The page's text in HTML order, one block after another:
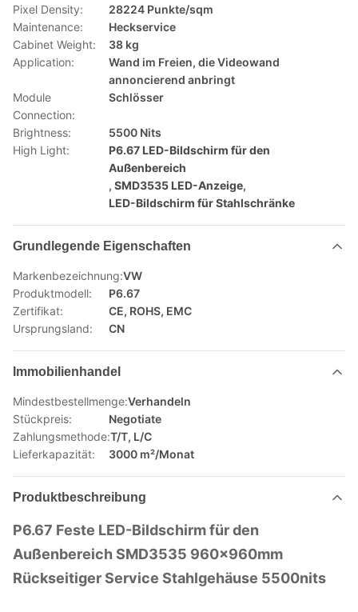
Pixel Density:
28224 Punkte/sqm
Maintenance:
Heckservice
Cabinet Weight:
38 kg
Application:
Wand im Freien, die Videowand
annoncierend anbringt
Module
Connection:
Schlösser
Brightness:
5500 Nits
High Light:
P6.67 LED-Bildschirm für den
Außenbereich
, SMD3535 LED-Anzeige,
LED-Bildschirm für Stahlschränke
Grundlegende Eigenschaften
Markenbezeichnung:VW
Produktmodell:
P6.67
Zertifikat:
CE, ROHS, EMC
Ursprungsland:
CN
Immobilienhandel
Mindestbestellmenge:Verhandeln
Stückpreis:
Negotiate
Zahlungsmethode:T/T, L/C
Lieferkapazität:
3000 m²/Monat
Produktbeschreibung
P6.67 Feste LED-Bildschirm für den
Außenbereich SMD3535 960x960mm
Rückseitiger Service Stahlgehäuse 5500nits